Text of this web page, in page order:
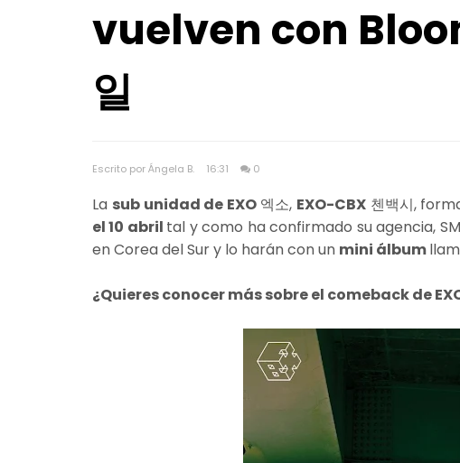
vuelven con
일
Escrito por Ángela B. 16:31 0
La sub unidad de EXO 엑소, EXO-CBX첸백시,
el 10 abril tal y como ha confirmado su agencia,
en Corea del Sur y lo harán con un mini álbum
¿Quieres conocer más sobre el comeback de